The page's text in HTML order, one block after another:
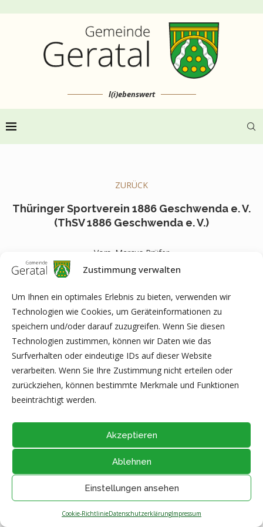
Zustimmung verwalten
Um Ihnen ein optimales Erlebnis zu bieten, verwenden wir
Technologien wie Cookies, um Geräteinformationen zu
speichern und/oder darauf zuzugreifen. Wenn Sie diesen
Technologien zustimmen, können wir Daten wie das
Surfverhalten oder eindeutige IDs auf dieser Website
verarbeiten. Wenn Sie Ihre Zustimmung nicht erteilen oder
zurückziehen, können bestimmte Merkmale und Funktionen
beeinträchtigt werden.
Akzeptieren
Ablehnen
Einstellungen ansehen
Cookie-RichtlinieDatenschutzerklärungImpressum
l(i)ebenswert
ZURÜCK
Thüringer Sportverein 1886 Geschwenda e. V.
(ThSV 1886 Geschwenda e. V.)
Vors. Marcus Prüfer
(0172) 36 66 194
E-Mail:
info@thsv-1886-geschwenda.de
www.thsv-1886-geschwenda.de